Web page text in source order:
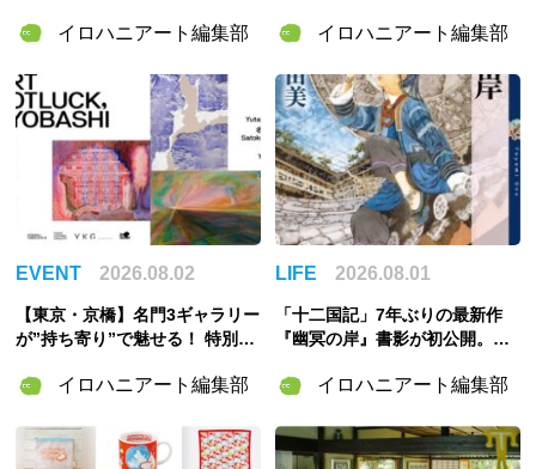
特別な2週間
イロハニアート編集部
6」8月6日開催
イロハニアート編集部
EVENT 2026.08.02
【東京・京橋】名門3ギャラリー
が”持ち寄り”で魅せる！ 特別企
SHI」Gallery & Bakery Tokyo
イロハニアート編集部
LIFE 2026.08.01
「十二国記」7年ぶりの最新作
『幽冥の岸』書影が初公開。山
在・琅燦イロハニアート編集部